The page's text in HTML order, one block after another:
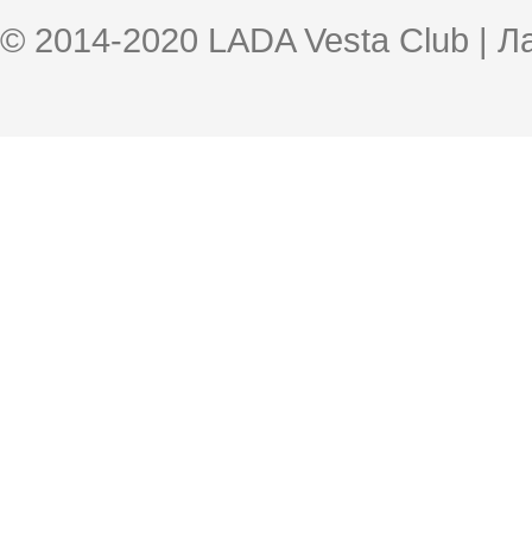
© 2014-2020 LADA Vesta Club |